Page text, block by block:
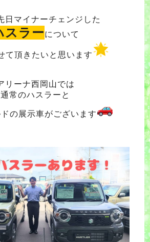
日マイナーチェンジした
スラーについて
て頂きたいと思います
リーナ西岡山では
通常のハスラーと
の展示車がございます